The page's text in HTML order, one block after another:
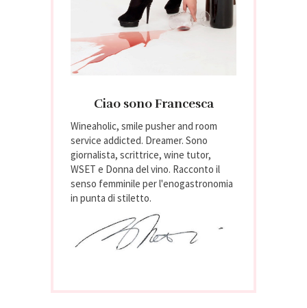
Ciao sono Francesca
Wineaholic, smile pusher and room
service addicted. Dreamer. Sono
giornalista, scrittrice, wine tutor,
WSET e Donna del vino. Racconto il
senso femminile per l'enogastronomia
in punta di stiletto.